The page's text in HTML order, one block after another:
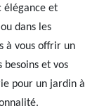
élégance et
dans les
à vous offrir un
besoins et vos
pour un jardin à